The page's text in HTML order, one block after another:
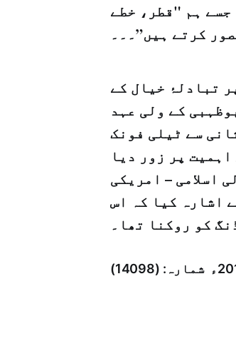
جسے ہم "قطر، خطے
کرتے ہیں”۔۔۔
تبادلۂ خیال کے
کے ولی عہد
سے ٹیلی فونک
پر زور دیا
اسلامی – امریکی
اشارہ کیا کہ اس
کو روکنا تھا۔